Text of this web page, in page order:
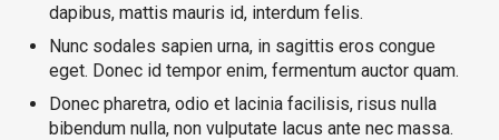
dapibus, mattis mauris id, interdum felis.
Nunc sodales sapien urna, in sagittis eros congue
eget. Donec id tempor enim, fermentum auctor quam.
Donec pharetra, odio et lacinia facilisis, risus nulla
bibendum nulla, non vulputate lacus ante nec massa.